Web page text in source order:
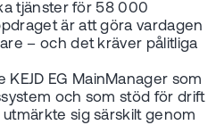
tjänster för 58 000
är att göra vardagen
– och det kräver pålitliga
EG MainManager som
och som stöd för drift
sig särskilt genom